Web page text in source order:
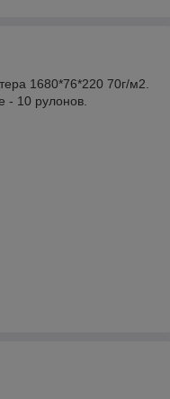
1680*76*220 70г/м2.
- 10 рулонов.